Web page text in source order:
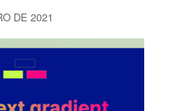
DE 2021